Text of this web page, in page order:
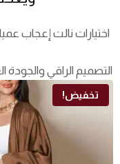
اختيارات نالت إعجاب
التصميم الراقي
تخفيض!